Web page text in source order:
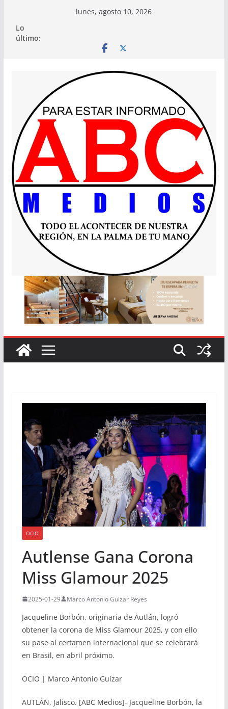
contenido
lunes, agosto 10, 2026
Lo
último:
OCIO
Autlense Gana Corona
Miss Glamour 2025
2025-01-29 Marco Antonio Guizar Reyes
Jacqueline Borbón, originaria de Autlán, logró
obtener la corona de Miss Glamour 2025, y con ello
su pase al certamen internacional que se celebrará
en Brasil, en abril próximo.
OCIO | Marco Antonio Guízar
AUTLÁN, Jalisco. [ABC Medios]- Jacqueline Borbón, la